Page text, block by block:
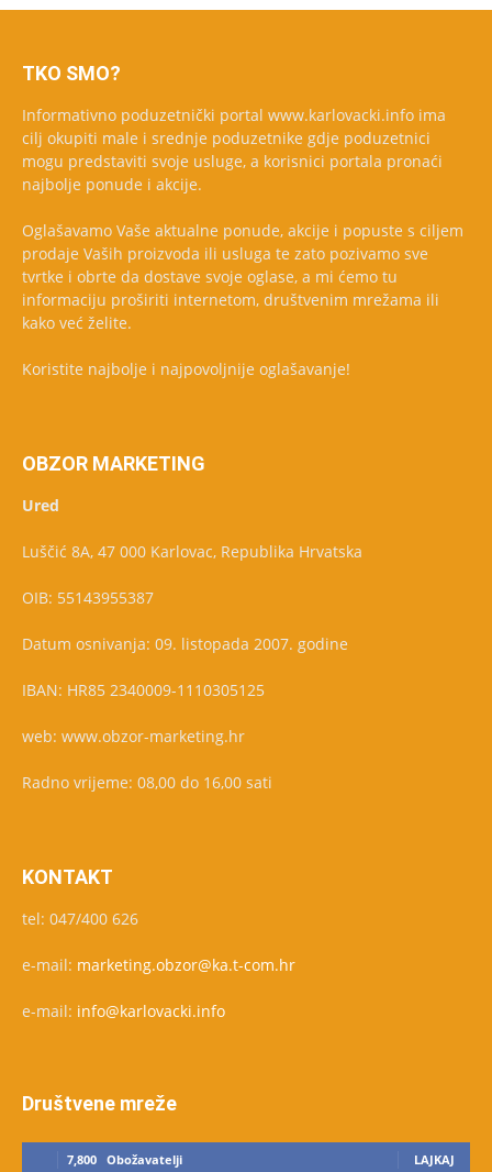
TKO SMO?
Informativno poduzetnički portal www.karlovacki.info ima
cilj okupiti male i srednje poduzetnike gdje poduzetnici
mogu predstaviti svoje usluge, a korisnici portala pronaći
najbolje ponude i akcije.
Oglašavamo Vaše aktualne ponude, akcije i popuste s ciljem
prodaje Vaših proizvoda ili usluga te zato pozivamo sve
tvrtke i obrte da dostave svoje oglase, a mi ćemo tu
informaciju proširiti internetom, društvenim mrežama ili
kako već želite.
Koristite najbolje i najpovoljnije oglašavanje!
OBZOR MARKETING
Ured
Luščić 8A, 47 000 Karlovac, Republika Hrvatska
OIB: 55143955387
Datum osnivanja: 09. listopada 2007. godine
IBAN: HR85 2340009-1110305125
web: www.obzor-marketing.hr
Radno vrijeme: 08,00 do 16,00 sati
KONTAKT
tel: 047/400 626
e-mail: marketing.obzor@ka.t-com.hr
e-mail: info@karlovacki.info
Društvene mreže
7,800 Obožavatelji LAJKAJ